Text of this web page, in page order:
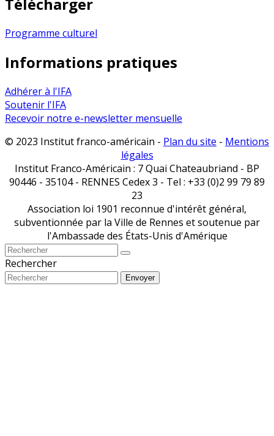
Télécharger
Programme culturel
Informations pratiques
Adhérer à l'IFA
Soutenir l'IFA
Recevoir notre e-newsletter mensuelle
© 2023 Institut franco-américain - Plan du site - Mentions
légales
Institut Franco-Américain : 7 Quai Chateaubriand - BP
90446 - 35104 - RENNES Cedex 3 - Tel : +33 (0)2 99 79 89
23
Association loi 1901 reconnue d'intérêt général,
subventionnée par la Ville de Rennes et soutenue par
l'Ambassade des États-Unis d'Amérique
Rechercher
Envoyer